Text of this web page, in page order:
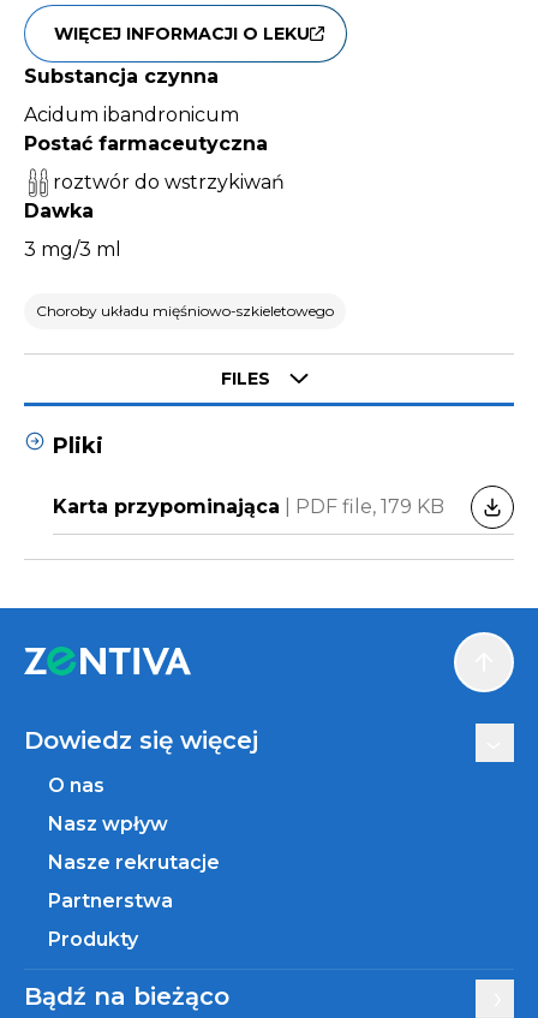
WIĘCEJ INFORMACJI O LEKU
Substancja czynna
Acidum ibandronicum
Postać farmaceutyczna
roztwór do wstrzykiwań
Dawka
3 mg/3 ml
Choroby układu mięśniowo-szkieletowego
FILES
Pliki
Karta przypominająca PDF file, 179 KB
Dowiedz się więcej
O nas
Nasz wpływ
Nasze rekrutacje
Partnerstwa
Produkty
Bądź na bieżąco